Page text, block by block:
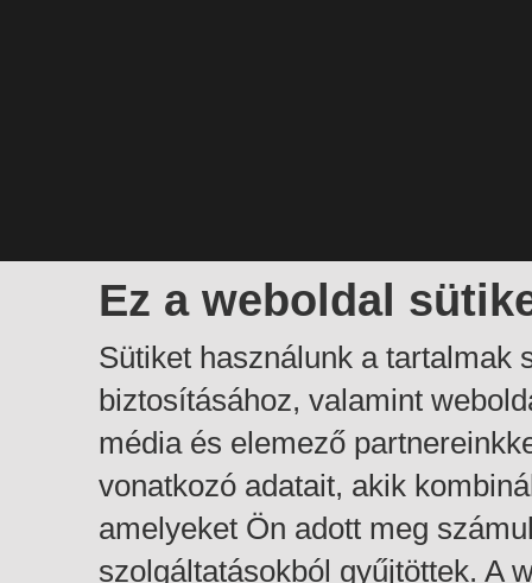
Ez a weboldal
Sütiket használunk a tartalmak
biztosításához, valamint
média és elemező
vonatkozó adatait, akik
amelyeket Ön adott meg
szolgáltatásokból gyűjtöttek. A